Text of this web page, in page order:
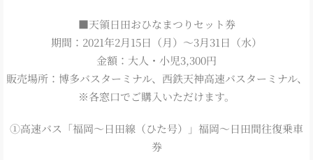
■天領日田おひなまつりセット券
期間：2021年2月15日（月）～3月31日（水）
金額：大人・小児3,300円
販売場所：博多バスターミナル、西鉄天神高速バスターミナル、
※各窓口でご購入いただけます。
①高速バス「福岡～日田線（ひた号）」福岡～日田間往復乗車
券